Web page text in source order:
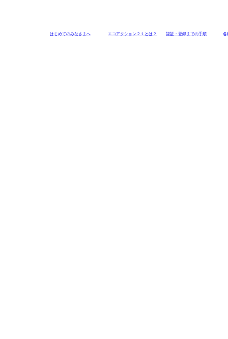
はじめてのみなさまへ エコアクション２１とは？ 認証・登録までの手順 各